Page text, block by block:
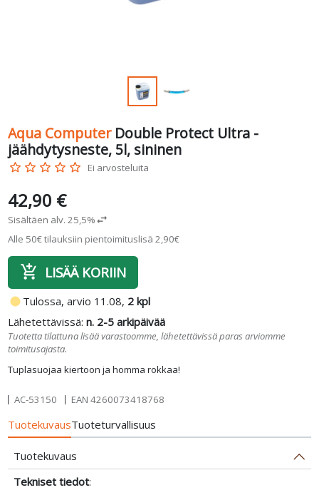
Aqua Computer Double Protect Ultra -
jäähdytysneste, 5l, sininen
star_border star_border star_border star_border star_border Ei arvosteluita
Tuplasuojaa kiertoon ja homma rokkaa!
42,90 €
Sisältäen alv. 25,5%swap_horiz
Alle 50€ tilauksiin pientoimituslisä 2,90€
add_shopping_cart LISÄÄ KORIIN
fiber_manual_record Tulossa, arvio 11.08, 2 kpl
Lähetettävissä:n. 2-5 arkipäivää
Tuotetta tilattuna lisää varastoomme, lähetettävissä paras arviomme
toimitusajasta.
AC-53150 EAN 4260073418768
TuotekuvausTuoteturvallisuus
Tuotekuvaus
Tekniset tiedot: